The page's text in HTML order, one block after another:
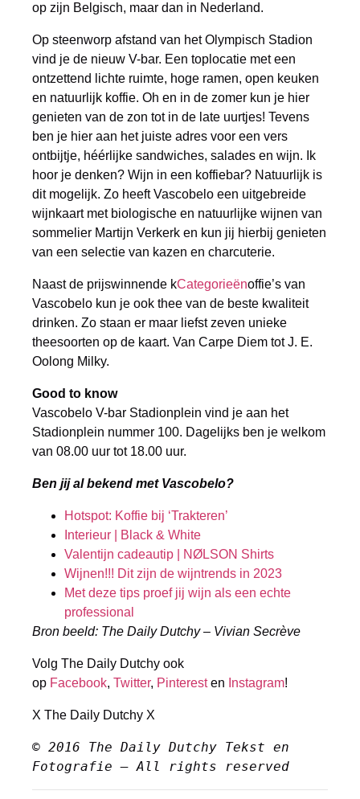
op zijn Belgisch, maar dan in Nederland.
Op steenworp afstand van het Olympisch Stadion
vind je de nieuw V-bar. Een toplocatie met een
ontzettend lichte ruimte, hoge ramen, open keuken
en natuurlijk koffie. Oh en in de zomer kun je hier
genieten van de zon tot in de late uurtjes! Tevens
ben je hier aan het juiste adres voor een vers
ontbijtje, héérlijke sandwiches, salades en wijn. Ik
hoor je denken? Wijn in een koffiebar? Natuurlijk is
dit mogelijk. Zo heeft Vascobelo een uitgebreide
wijnkaart met biologische en natuurlijke wijnen van
sommelier Martijn Verkerk en kun jij hierbij genieten
van een selectie van kazen en charcuterie.
Naast de prijswinnende kCategorieënoffie’s van
Vascobelo kun je ook thee van de beste kwaliteit
drinken. Zo staan er maar liefst zeven unieke
theesoorten op de kaart. Van Carpe Diem tot J. E.
Oolong Milky.
Good to know
Vascobelo V-bar Stadionplein vind je aan het
Stadionplein nummer 100. Dagelijks ben je welkom
van 08.00 uur tot 18.00 uur.
Ben jij al bekend met Vascobelo?
Hotspot: Koffie bij ‘Trakteren’
Interieur | Black & White
Valentijn cadeautip | NØLSON Shirts
Wijnen!!! Dit zijn de wijntrends in 2023
Met deze tips proef jij wijn als een echte
professional
Bron beeld: The Daily Dutchy – Vivian Secrève
Volg The Daily Dutchy ook
op Facebook, Twitter, Pinteresten Instagram!
X The Daily Dutchy X
© 2016 The Daily Dutchy Tekst en
Fotografie – All rights reserved